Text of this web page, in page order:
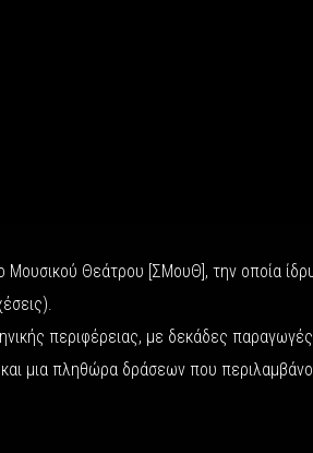
Μουσικού Θεάτρου [ΣMουΘ], την οποία
περιφέρειας, με δεκάδες
μια πληθώρα δράσεων που